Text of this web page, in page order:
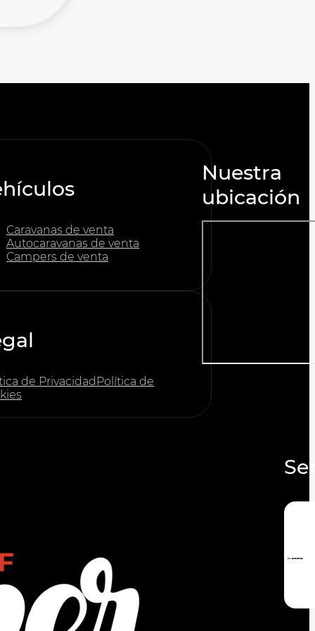
Caravanas de venta
Autocaravanas de venta
Campers de venta
de Privacidad Política de
Nuestra
ubicación